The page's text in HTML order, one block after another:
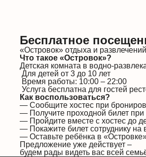
Бесплатное
«Островок» отдыха и
Что такое «Островок»?
Детская комната в водно-
Для детей от 3 до 10 лет
Время работы: 10:00 – 22:00
Услуга бесплатна для гостей
Как воспользоваться?
— Сообщите хостес при
— Получите проходной билет
— Пройдите вместе с хостес до
— Покажите билет сотруднику на
— Оставьте ребёнка в
Предложение уже действует –
будем рады видеть вас всей